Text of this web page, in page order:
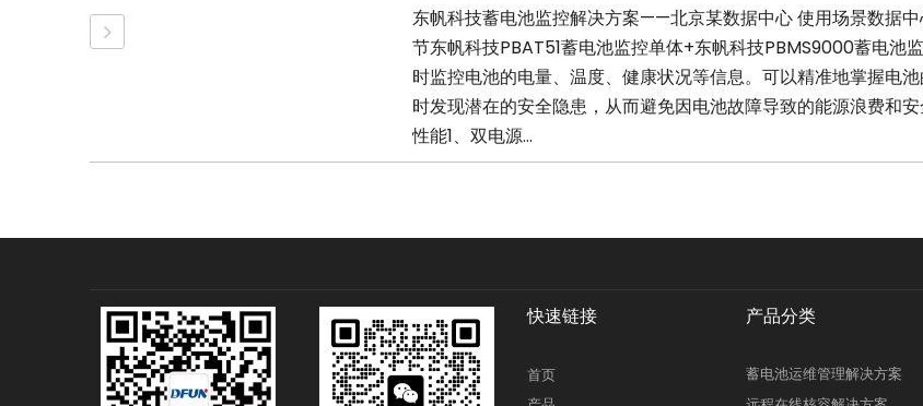
东帆科技蓄电池监控解决方案——北京某数据中心 使用场景数据
节东帆科技PBAT51蓄电池监控单体+东帆科技PBMS9000蓄电池
时监控电池的电量、温度、健康状况等信息。可以精准地掌握电
时发现潜在的安全隐患，从而避免因电池故障导致的能源浪费和
性能1、双电源...
快速链接
首页
产品分类
蓄电池运维管理解决方案